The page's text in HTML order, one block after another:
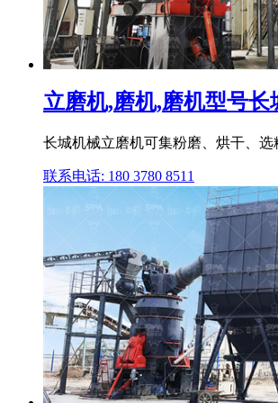
立磨机,磨机,磨机型号长
长城机械立磨机可集粉磨、烘干、
联系电话: 180 3780 8511